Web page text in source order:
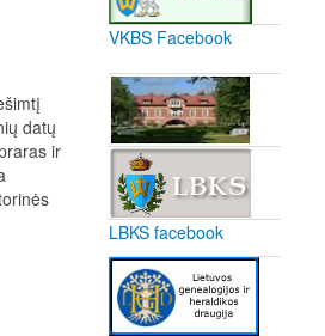
datų
ir
VKBS Facebook
LBKS facebook